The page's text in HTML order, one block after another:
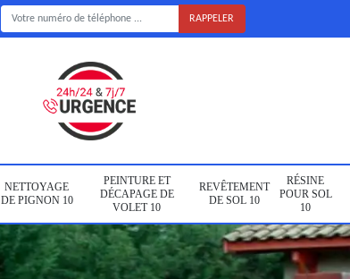
NETTOYAGE
DE PIGNON 10
PEINTURE ET
DÉCAPAGE DE
VOLET 10
REVÊTEMENT
DE SOL 10
RÉSINE
POUR SOL
10